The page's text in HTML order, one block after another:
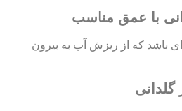
باشد که از ریزش آب به بیرون